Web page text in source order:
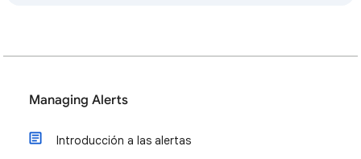
Managing Alerts
Introducción a las alertas